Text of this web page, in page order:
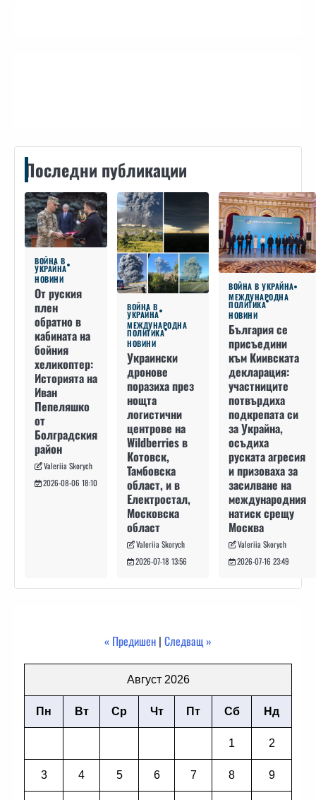
Последни публикации
ВОЙНА В
УКРАЙНА
НОВИНИ
От руския
плен
обратно в
кабината на
бойния
хеликоптер:
Историята на
Иван
Пепеляшко
от
Болградския
район
Valeriia Skorych
2026-08-06 18:10
ВОЙНА В
УКРАЙНА
МЕЖДУНАРОДНА
ПОЛИТИКА
НОВИНИ
Украински
дронове
поразиха през
нощта
логистични
центрове на
Wildberries в
Котовск,
Тамбовска
област, и в
Електростал,
Московска
област
Valeriia Skorych
2026-07-18 13:56
ВОЙНА В УКРАЙНА
МЕЖДУНАРОДНА
ПОЛИТИКА
НОВИНИ
България се
присъедини
към Киивската
декларация:
участниците
потвърдиха
подкрепата си
за Украйна,
осъдиха
руската агресия
и призоваха за
засилване на
международния
натиск срещу
Москва
Valeriia Skorych
2026-07-16 23:49
« Предишен | Следващ »
Август 2026
Пн Вт Ср Чт Пт Сб Нд
1 2
3 4 5 6 7 8 9